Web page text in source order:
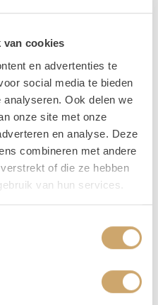
van cookies
en advertenties te
social media te bieden
Ook delen we
onze site met onze
en analyse. Deze
combineren met andere
of die ze hebben
van hun services.